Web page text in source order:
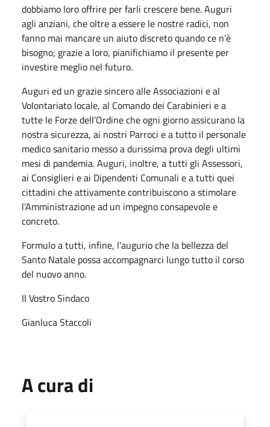
dobbiamo loro offrire per farli crescere bene. Auguri
agli anziani, che oltre a essere le nostre radici, non
fanno mai mancare un aiuto discreto quando ce n’è
bisogno; grazie a loro, pianifichiamo il presente per
investire meglio nel futuro.
Auguri ed un grazie sincero alle Associazioni e al
Volontariato locale, al Comando dei Carabinieri e a
tutte le Forze dell’Ordine che ogni giorno assicurano la
nostra sicurezza, ai nostri Parroci e a tutto il personale
medico sanitario messo a durissima prova degli ultimi
mesi di pandemia. Auguri, inoltre, a tutti gli Assessori,
ai Consiglieri e ai Dipendenti Comunali e a tutti quei
cittadini che attivamente contribuiscono a stimolare
l’Amministrazione ad un impegno consapevole e
concreto.
Formulo a tutti, infine, l'augurio che la bellezza del
Santo Natale possa accompagnarci lungo tutto il corso
del nuovo anno.
Il Vostro Sindaco
Gianluca Staccoli
A cura di